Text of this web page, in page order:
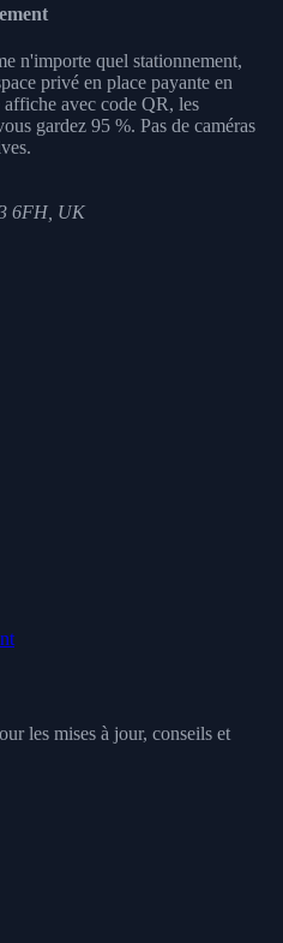
n'importe quel stationnement,
privé en place payante en
avec code QR, les
gardez 95 %. Pas de caméras
6FH, UK
les mises à jour, conseils et